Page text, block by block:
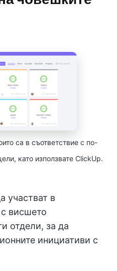
са в съответствие с по-
като използвате ClickUp.
участват в
висшето
отдели, за да
инициативи с